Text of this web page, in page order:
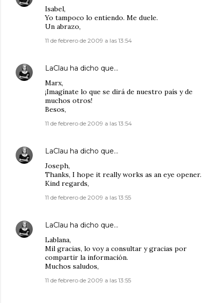
Isabel,
Yo tampoco lo entiendo. Me duele.
Un abrazo,
11 de febrero de 2009 a las 13:54
LaClau ha dicho que…
Marx,
¡Imagínate lo que se dirá de nuestro país y de
muchos otros!
Besos,
11 de febrero de 2009 a las 13:54
LaClau ha dicho que…
Joseph,
Thanks, I hope it really works as an eye opener.
Kind regards,
11 de febrero de 2009 a las 13:55
LaClau ha dicho que…
Lablana,
Mil gracias, lo voy a consultar y gracias por
compartir la información.
Muchos saludos,
11 de febrero de 2009 a las 13:55